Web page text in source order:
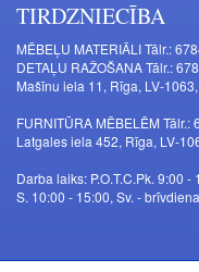
TIRDZNIECĪBA
MĒBEĻU MATERIĀLI Tālr.:
DETAĻU RAŽOŠANA Tālr.:
Mašīnu iela 11, Rīga, LV-
FURNITŪRA MĒBELĒM
Latgales iela 452, Rīga, LV-
Darba laiks: P.O.T.C.Pk. 9:00 -
S. 10:00 - 15:00, Sv. - brīvdiena